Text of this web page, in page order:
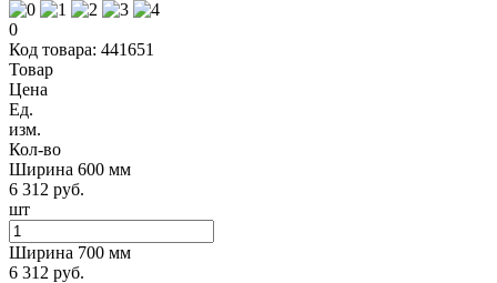
0
Код товара: 441651
Товар
Цена
Ед.
изм.
Кол-во
Ширина 600 мм
6 312 руб.
шт
Ширина 700 мм
6 312 руб.